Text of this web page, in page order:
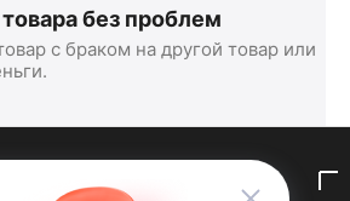
без проблем
с браком на другой товар или